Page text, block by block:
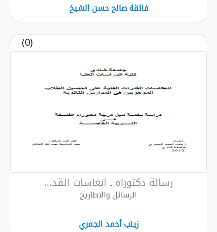
فائقة صالح حسن الشيخ
رسالة دكتوراه ـ انعاسات القد...
الرسائل والاطاريح
زينب أحمد الجمري